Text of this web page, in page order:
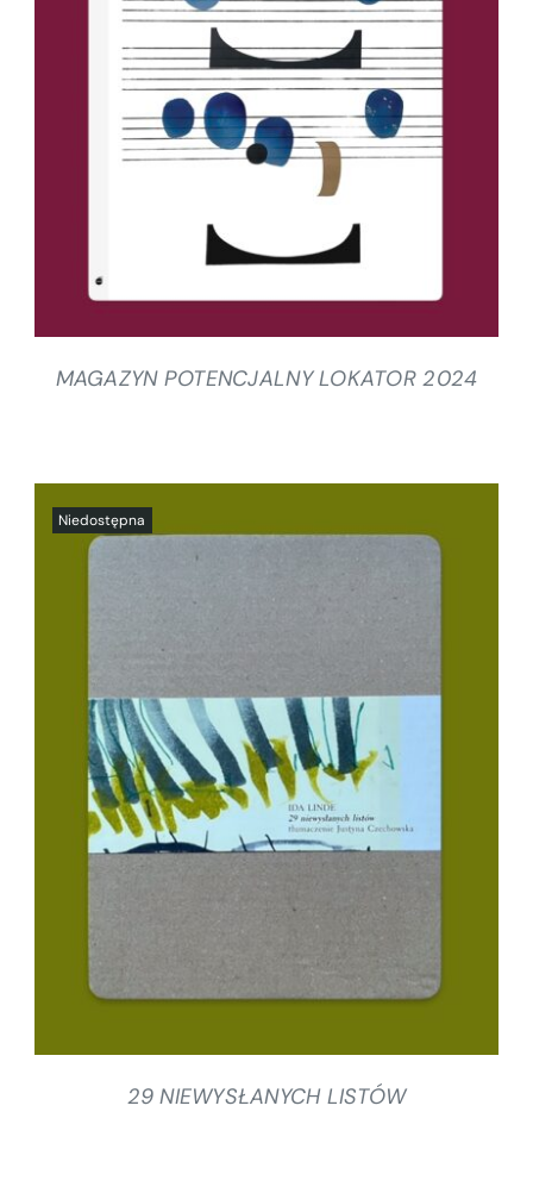
SZCZEGÓŁY
MAGAZYN POTENCJALNY LOKATOR 2024
SZCZEGÓŁY
29 NIEWYSŁANYCH LISTÓW